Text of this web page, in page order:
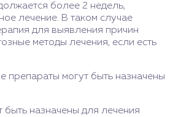
более 2 недель,
лечение. В таком случае
для выявления причин
методы лечения, если есть
препараты могут быть назначены
быть назначены для лечения